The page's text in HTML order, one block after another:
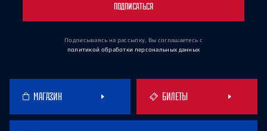
ПОДПИСАТЬСЯ
Подписываясь на рассылку, Вы соглашаетесь с
политикой обработки персональных данных
МАГАЗИН БИЛЕТЫ